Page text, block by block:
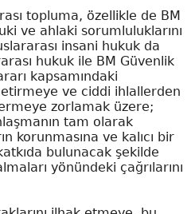
topluma, özellikle de BM
ve ahlaki sorumluluklarını
insani hukuk da
hukuk ile BM Güvenlik
kapsamındaki
ve ciddi ihlallerden
zorlamak üzere;
tam olarak
korunmasına ve kalıcı bir
bulunacak şekilde
yönündeki çağrılarını